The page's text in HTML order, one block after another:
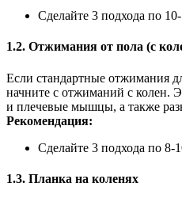
Сделайте 3 подхода по
1.2. Отжимания от пола (с
Если стандартные отжимания
начните с отжиманий с колен.
и плечевые мышцы, а также
Рекомендация:
Сделайте 3 подхода по 8-
1.3. Планка на коленях